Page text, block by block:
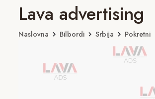
Lava advertising
Naslovna Bilbordi Srbija Pokretni